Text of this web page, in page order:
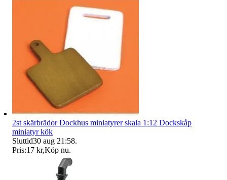
2st skärbrädor Dockhus miniatyrer skala 1:12 Dockskåp
miniatyr kök
Sluttid30 aug 21:58.
Pris:17 kr,Köp nu.